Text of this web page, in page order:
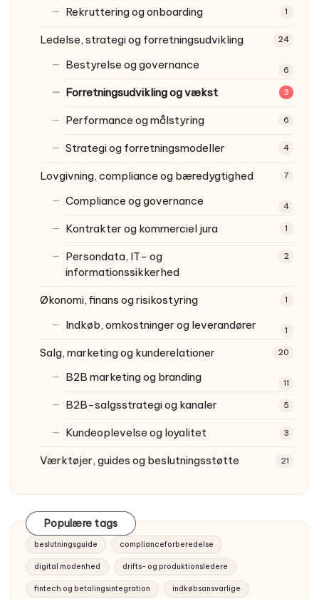
Rekruttering og onboarding 1
Ledelse, strategi og forretningsudvikling 24
Bestyrelse og governance 6
Forretningsudvikling og vækst 3
Performance og målstyring 6
Strategi og forretningsmodeller 4
Lovgivning, compliance og bæredygtighed 7
Compliance og governance 4
Kontrakter og kommerciel jura 1
Persondata, IT- og
informationssikkerhed
2
Økonomi, finans og risikostyring 1
Indkøb, omkostninger og leverandører 1
Salg, marketing og kunderelationer 20
B2B marketing og branding 11
B2B-salgsstrategi og kanaler 5
Kundeoplevelse og loyalitet 3
Værktøjer, guides og beslutningsstøtte 21
Populære tags
beslutningsguide complianceforberedelse
digital modenhed drifts- og produktionsledere
fintech og betalingsintegration indkøbsansvarlige